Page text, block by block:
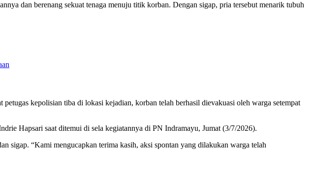
dan berenang sekuat tenaga menuju titik korban. Dengan sigap, pria tersebut menarik tubuh
kepolisian tiba di lokasi kejadian, korban telah berhasil dievakuasi oleh warga setempat
Hapsari saat ditemui di sela kegiatannya di PN Indramayu, Jumat (3/7/2026).
sigap. “Kami mengucapkan terima kasih, aksi spontan yang dilakukan warga telah